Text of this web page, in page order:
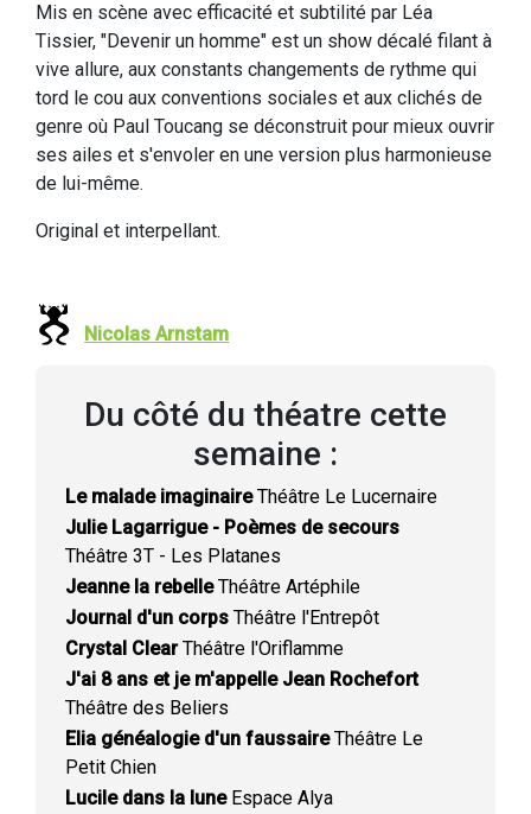
Mis en scène avec efficacité et subtilité par Léa
Tissier, "Devenir un homme" est un show décalé filant à
vive allure, aux constants changements de rythme qui
tord le cou aux conventions sociales et aux clichés de
genre où Paul Toucang se déconstruit pour mieux ouvrir
ses ailes et s'envoler en une version plus harmonieuse
de lui-même.
Original et interpellant.
Nicolas Arnstam
Du côté du théatre cette
semaine :
Le malade imaginaireThéâtre Le Lucernaire
Julie Lagarrigue - Poèmes de secours
Théâtre 3T - Les Platanes
Jeanne la rebelleThéâtre Artéphile
Journal d'un corps Théâtre l'Entrepôt
Crystal ClearThéâtre l'Oriflamme
J'ai 8 ans et je m'appelle Jean Rochefort
Théâtre des Beliers
Elia généalogie d'un faussaireThéâtre Le
Petit Chien
Lucile dans la luneEspace Alya